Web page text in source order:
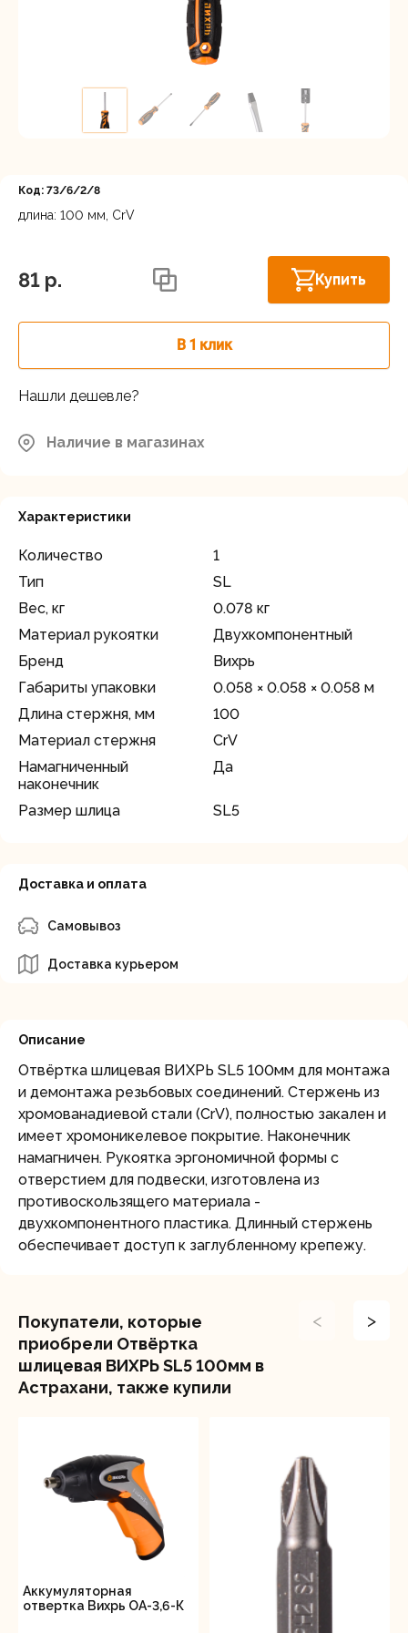
Код: 73/6/2/8
длина: 100 мм, CrV
81 p. Купить
В 1 клик
Нашли дешевле?
Наличие в магазинах
Характеристики
Количество
1
Тип
SL
Вес, кг
0.078 кг
Материал рукоятки
Двухкомпонентный
Бренд
Вихрь
Габариты упаковки
0.058 × 0.058 × 0.058 м
Длина стержня, мм
100
Материал стержня
CrV
Намагниченный
наконечник
Да
Размер шлица SL5
Доставка и оплата
Самовывоз
Доставка курьером
Описание
Отвёртка шлицевая ВИХРЬ SL5 100мм для монтажа
и демонтажа резьбовых соединений. Стержень из
хромованадиевой стали (CrV), полностью закален и
имеет хромоникелевое покрытие. Наконечник
намагничен. Рукоятка эргономичной формы с
отверстием для подвески, изготовлена из
противоскользящего материала -
двухкомпонентного пластика. Длинный стержень
обеспечивает доступ к заглубленному крепежу.
Покупатели, которые
приобрели Отвёртка
шлицевая ВИХРЬ SL5 100мм в
Астрахани, также купили
< >
Аккумуляторная
отвертка Вихрь ОА-3,6-К